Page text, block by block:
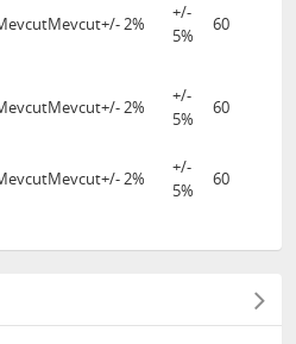
Mevcut+/- 2%
+/-
5%
60
Mevcut+/- 2%
+/-
5%
60
Mevcut+/- 2%
+/-
5%
60